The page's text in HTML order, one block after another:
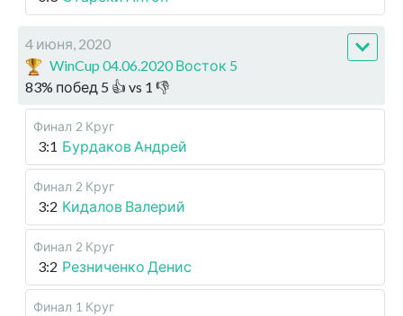
4 июня, 2020
WinCup 04.06.2020 Восток 5
83% побед 5 👍 vs 1 👎
Финал 2 Круг
3:1 Бурдаков Андрей
Финал 2 Круг
3:2 Кидалов Валерий
Финал 2 Круг
3:2 Резниченко Денис
Финал 1 Круг